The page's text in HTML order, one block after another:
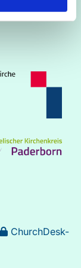
ChurchDesk-